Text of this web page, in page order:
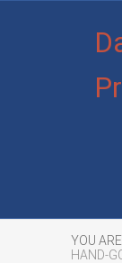
YOU
HAND-